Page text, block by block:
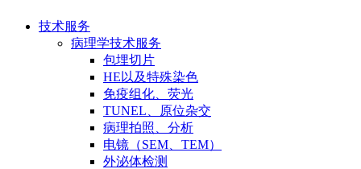
技术服务
病理学技术服务
包埋切片
HE以及特殊染色
免疫组化、荧光
TUNEL、原位杂交
病理拍照、分析
电镜（SEM、TEM）
外泌体检测